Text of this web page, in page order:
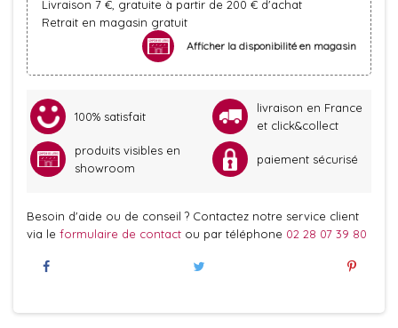
Livraison 7 €, gratuite à partir de 200 € d'achat
Retrait en magasin gratuit
Afficher la disponibilité en magasin
100% satisfait
livraison en France
et click&collect
produits visibles en
showroom
paiement sécurisé
Besoin d'aide ou de conseil ? Contactez notre service client
via le formulaire de contact ou par téléphone 02 28 07 39 80